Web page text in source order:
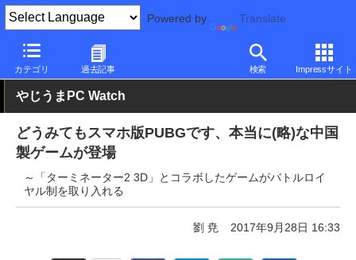
Powered by Translate
カテゴリ 過去記事 検索 Impressサイト
PC Watch ソフトウェア/アプリ 他ソフト/アプリ その他
やじうまPC Watch
どうみてもスマホ版PUBGです、本当に(略)な中国
製ゲームが登場
～「ターミネーター2 3D」とコラボしたゲームがバトルロイ
ヤル制を取り入れる
劉 尭 2017年9月28日 16:33